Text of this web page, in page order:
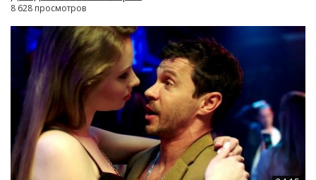
8 628 просмотров